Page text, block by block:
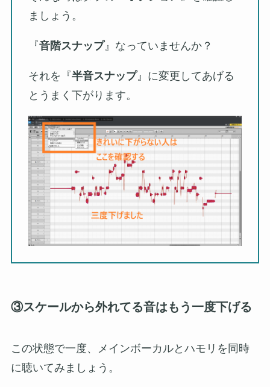
ましょう。
『音階スナップ』なっていませんか？
それを『半音スナップ』に変更してあげる
とうまく下がります。
③スケールから外れてる音はもう一度下げる
この状態で一度、メインボーカルとハモリを同時
に聴いてみましょう。